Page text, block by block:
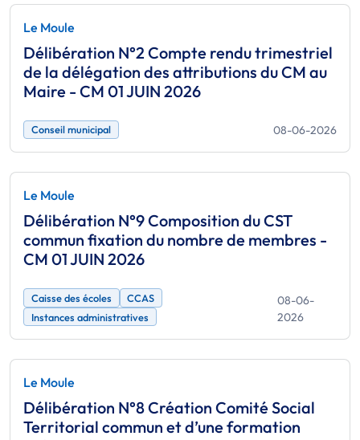
Le Moule
Délibération N°2 Compte rendu trimestriel
de la délégation des attributions du CM au
Maire - CM 01 JUIN 2026
Conseil municipal 08-06-2026
Le Moule
Délibération N°9 Composition du CST
commun fixation du nombre de membres -
CM 01 JUIN 2026
Caisse des écoles
CCAS
Instances administratives
08-06-
2026
Le Moule
Délibération N°8 Création Comité Social
Territorial commun et d’une formation